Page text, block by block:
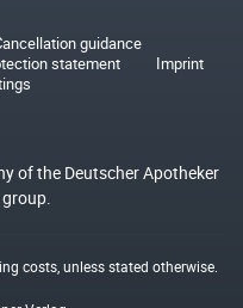
guidance
statement
Imprint
of the Deutscher Apotheker
costs, unless stated otherwise.